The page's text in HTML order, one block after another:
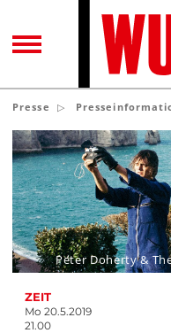
TOGGLE
Presse
ZEIT
Mo 20.5.2019
21.00
Peter Doherty &